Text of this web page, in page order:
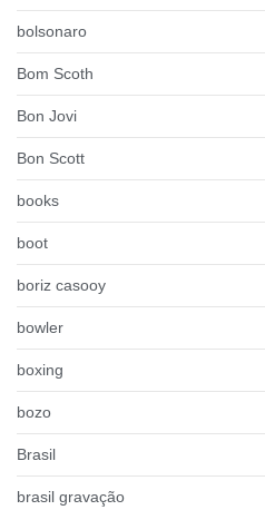
bolsonaro
Bom Scoth
Bon Jovi
Bon Scott
books
boot
boriz casooy
bowler
boxing
bozo
Brasil
brasil gravação